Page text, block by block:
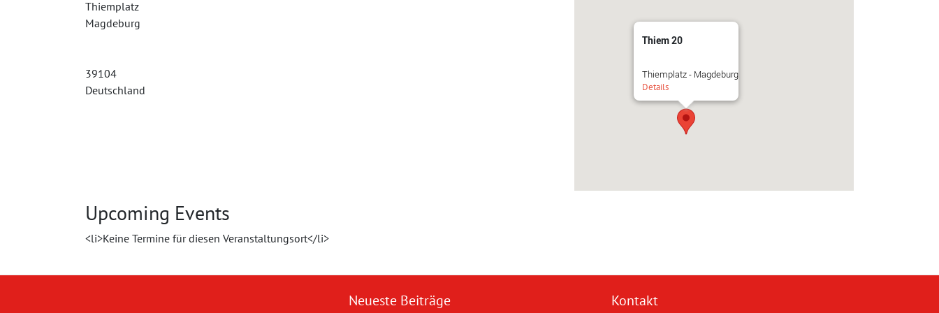
Thiem 20
Thiemplatz - Magdeburg
Details
Thiemplatz
Magdeburg
39104
Deutschland
Upcoming Events
<li>Keine Termine für diesen Veranstaltungsort</li>
Neueste Beiträge Kontakt